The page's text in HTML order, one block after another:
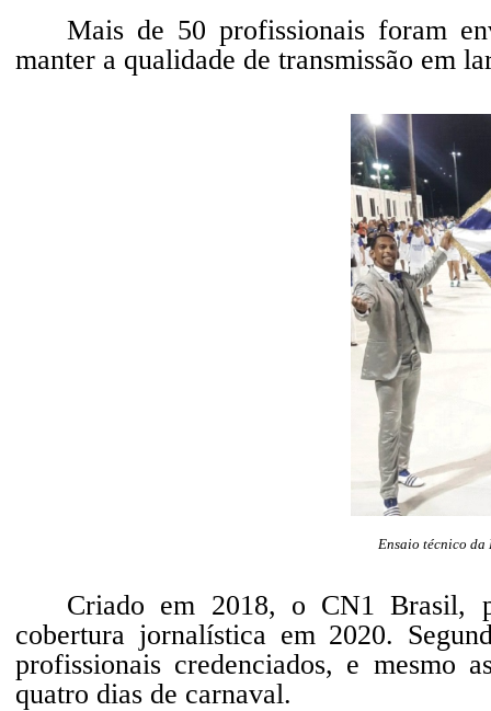
Mais de 50 profissionais foram
manter a qualidade de transmissão em
Ensaio técnico da
Criado em 2018, o CN1 Brasil,
cobertura jornalística em 2020.
profissionais credenciados, e mesmo
quatro dias de carnaval.